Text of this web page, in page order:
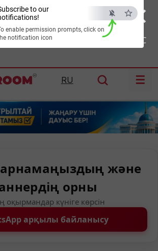
×
ESC
to our
enable permission prompts, click on
notification icon
Алматы: Шымкент:36°C
RU ☰
және
орны
оқырмандар күніге көрсін
арқылы байланысу